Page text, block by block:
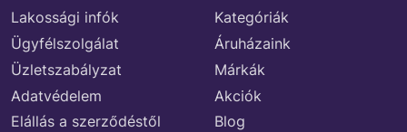
Lakossági infók
Ügyfélszolgálat
Üzletszabályzat
Adatvédelem
Elállás a szerződéstől
Kategóriák
Áruházaink
Márkák
Akciók
Blog